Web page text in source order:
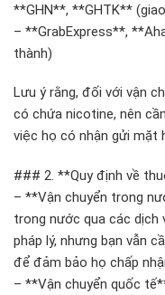
**GHN**, **GHTK**
– **GrabExpress**,
thành)
Lưu ý rằng, đối với vận
có chứa nicotine, nên
việc họ có nhận gửi mặt
### 2. **Quy định về
– **Vận chuyển trong
trong nước qua các dịch
pháp lý, nhưng bạn vẫn
để đảm bảo họ chấp
– **Vận chuyển quốc